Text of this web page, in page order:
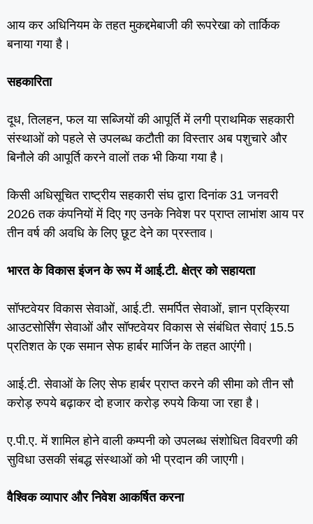
आय कर अधिनियम के तहत मुकद्दमेबाजी की रूपरेखा को तार्किक
बनाया गया है।
सहकारिता
दूध, तिलहन, फल या सब्जियों की आपूर्ति में लगी प्राथमिक सहकारी
संस्‍थाओं को पहले से उपलब्‍ध कटौती का विस्‍तार अब पशुचारे और
बिनौले की आपूर्ति करने वालों तक भी किया गया है।
किसी अधिसूचित राष्‍ट्रीय सहकारी संघ द्वारा दिनांक 31 जनवरी
2026 तक कंपनियों में दिए गए उनके निवेश पर प्राप्‍त लाभांश आय पर
तीन वर्ष की अवधि के लिए छूट देने का प्रस्‍ताव।
भारत के विकास इंजन के रूप में आई.टी. क्षेत्र को सहायता
सॉफ्टवेयर विकास सेवाओं, आई.टी. समर्पित सेवाओं, ज्ञान प्रक्रिया
आउटसोर्सिंग सेवाओं और सॉफ्टवेयर विकास से संबंधित सेवाएं 15.5
प्रतिशत के एक समान सेफ हार्बर मार्जिन के तहत आएंगी।
आई.टी. सेवाओं के लिए सेफ हार्बर प्राप्‍त करने की सीमा को तीन सौ
करोड़ रुपये बढ़ाकर दो हजार करोड़ रुपये किया जा रहा है।
ए.पी.ए. में शामिल होने वाली कम्‍पनी को उपलब्‍ध संशोधित विवरणी की
सुविधा उसकी संबद्ध संस्‍थाओं को भी प्रदान की जाएगी।
वैश्विक व्‍यापार और निवेश आकर्षित करना